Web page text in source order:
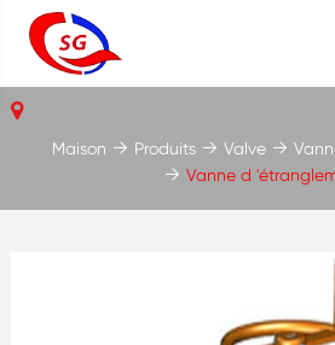
Maison Produits Valve
Vanne d